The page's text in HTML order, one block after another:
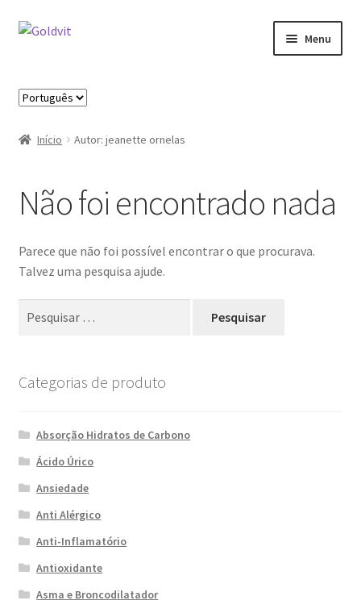
Ir
navegação
Saltar
conteúdo
Menu
Contactos
Minha Conta
Produtos
Sobre
Escolha
idiomaInício Autor: jeanette ornelas
Não foi encontrado nada
Parece que não foi possível encontrar o que procurava.
Talvez uma pesquisa ajude.
Categorias de produto
Absorção Hidratos de Carbono
Ácido Úrico
Ansiedade
Anti Alérgico
Anti-Inflamatório
Antioxidante
Asma e Broncodilatador